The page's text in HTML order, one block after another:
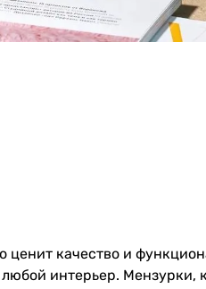
качество и
интерьер. Мензурки,